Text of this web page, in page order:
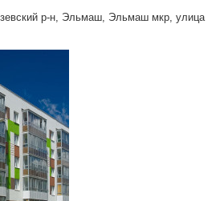
р-н, Эльмаш, Эльмаш мкр, улица